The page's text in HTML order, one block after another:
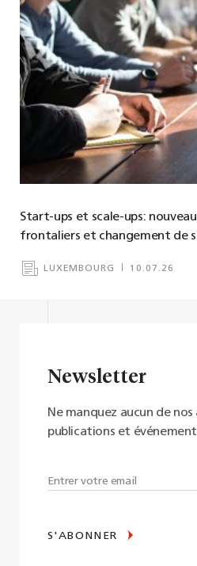
Start-ups et scale-ups:
frontaliers et changement de
LUXEMBOURG 10.07.26
Newsletter
Ne manquez aucun de nos
publications et
S'ABONNER